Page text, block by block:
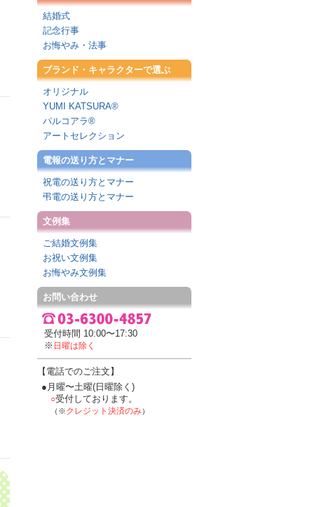
結婚式
記念行事
お悔やみ・法事
ブランド・キャラクターで選ぶ
オリジナル
YUMI KATSURA®
パルコアラ®
アートセレクション
電報の送り方とマナー
祝電の送り方とマナー
弔電の送り方とマナー
文例集
ご結婚文例集
お祝い文例集
お悔やみ文例集
お問い合わせ
受付時間 10:00〜17:30
※ 日曜は除く
【電話でのご注文】
●月曜〜土曜(日曜除く)
○受付しております。
（※クレジット決済のみ）